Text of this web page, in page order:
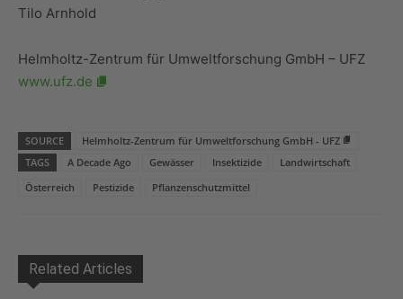
Tilo Arnhold
Helmholtz-Zentrum für Umweltforschung GmbH – UFZ
www.ufz.de
SOURCE
Helmholtz-Zentrum für Umweltforschung GmbH - UFZ
TAGS
A Decade Ago Gewässer Insektizide
Landwirtschaft
Österreich
Pestizide Pflanzenschutzmittel
Related Articles